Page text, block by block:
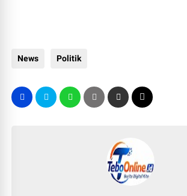
News Politik